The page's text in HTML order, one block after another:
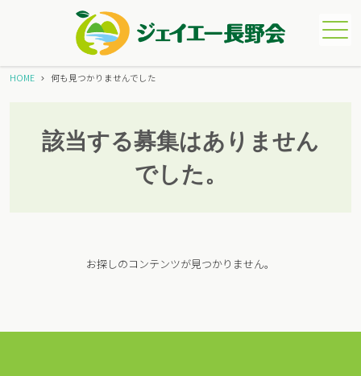
メニュー
HOME 何も見つかりませんでした
該当する募集はありません
でした。
お探しのコンテンツが見つかりません。